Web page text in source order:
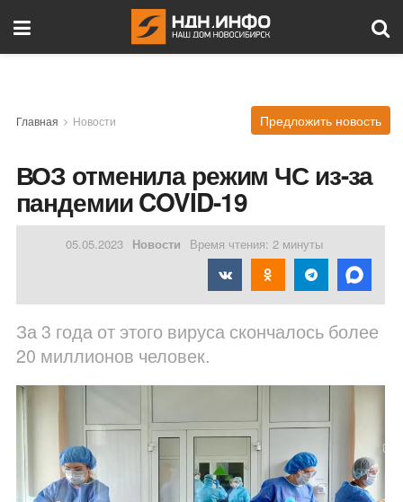
Главная Новости Предложить новость
ВОЗ отменила режим ЧС из-за
пандемии COVID-19
05.05.2023 Новости Время чтения: 2 минуты
За 3 года от этого вируса скончалось более
20 миллионов человек.